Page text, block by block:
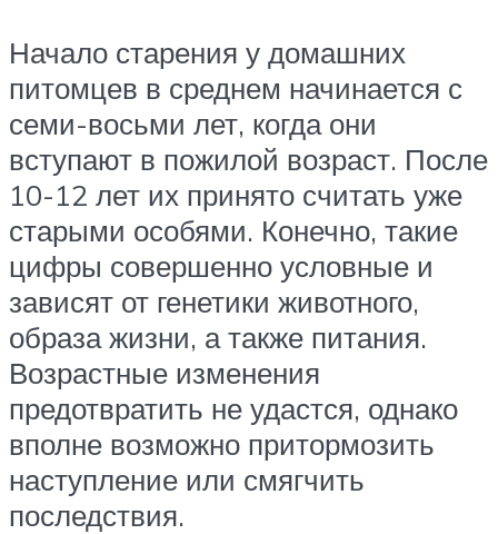
Начало старения у домашних
питомцев в среднем начинается с
семи-восьми лет, когда они
вступают в пожилой возраст. После
10-12 лет их принято считать уже
старыми особями. Конечно, такие
цифры совершенно условные и
зависят от генетики животного,
образа жизни, а также питания.
Возрастные изменения
предотвратить не удастся, однако
вполне возможно притормозить
наступление или смягчить
последствия.